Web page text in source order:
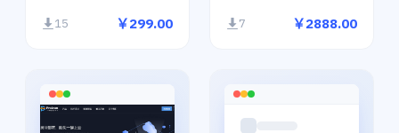
15 ￥299.00 7 ￥2888.00